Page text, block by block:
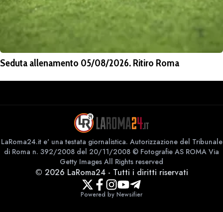
Seduta allenamento 05/08/2026. Ritiro Roma
LaRoma24.it e' una testata giornalistica. Autorizzazione del Tribunale
di Roma n. 392/2008 del 20/11/2008 © Fotografie AS ROMA Via
Getty Images All Rights reserved
© 2026 LaRoma24- Tutti i diritti riservati
Powered by Newsifier